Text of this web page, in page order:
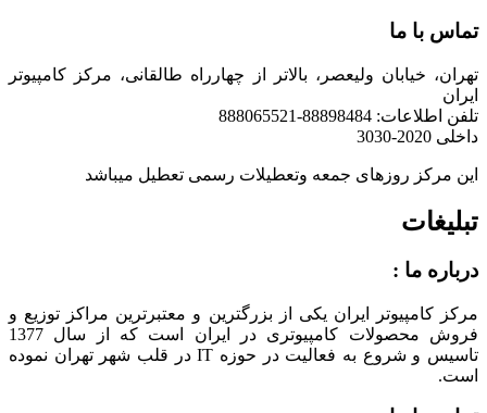
تماس با ما
تهران، خیابان ولیعصر، بالاتر از چهارراه طالقانی، مرکز کامپیوتر
ایران
تلفن اطلاعات: 88898484-888065521
داخلی 2020-3030
این مرکز روزهای جمعه وتعطیلات رسمی تعطیل میباشد
تبلیغات
درباره ما :
مرکز کامپیوتر ایران یکی از بزرگترین و معتبرترین مراکز توزیع و
فروش محصولات کامپیوتری در ایران است که از سال 1377
تاسیس و شروع به فعالیت در حوزه IT در قلب شهر تهران نموده
است.